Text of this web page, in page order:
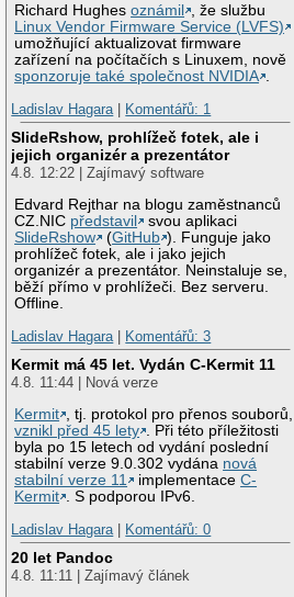
Richard Hughesoznámil
, že službu
Linux Vendor Firmware Service (LVFS)
umožňující aktualizovat firmware
zařízení na počítačích s Linuxem, nově
sponzoruje také společnost NVIDIA .
Ladislav Hagara | Komentářů: 1
SlideRshow, prohlížeč fotek, ale i
jejich organizér a prezentátor
4.8. 12:22 | Zajímavý software
Edvard Rejthar na blogu zaměstnanců
CZ.NIC představil
svou aplikaci
SlideRshow
(GitHub ). Funguje jako
prohlížeč fotek, ale i jako jejich
organizér a prezentátor. Neinstaluje se,
běží přímo v prohlížeči. Bez serveru.
Offline.
Ladislav Hagara | Komentářů: 3
Kermit má 45 let. Vydán C-Kermit 11
4.8. 11:44 | Nová verze
Kermit , tj. protokol pro přenos souborů,
vznikl před 45 lety . Při této příležitosti
byla po 15 letech od vydání poslední
stabilní verze 9.0.302 vydána nová
stabilní verze 11
implementaceC-
Kermit . S podporou IPv6.
Ladislav Hagara | Komentářů: 0
20 let Pandoc
4.8. 11:11 | Zajímavý článek